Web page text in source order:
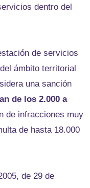
dentro del
de servicios
ámbito territorial
una sanción
de los 2.000 a
de infracciones muy
de hasta 18.000
de 29 de